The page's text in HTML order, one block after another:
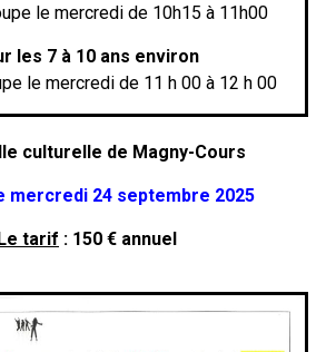
le mercredi de 10h15 à 11h00
les 7 à 10 ans environ
le mercredi de 11 h 00 à 12 h 00
culturelle de Magny-Cours
mercredi 24 septembre 2025
tarif : 150 € annuel